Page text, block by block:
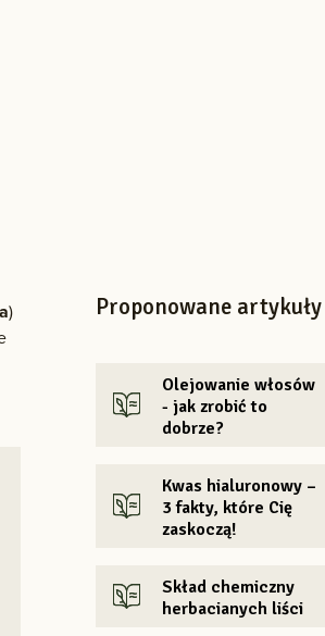
)
Proponowane artykuły
Olejowanie włosów
- jak zrobić to
dobrze?
Kwas hialuronowy –
3 fakty, które Cię
zaskoczą!
Skład chemiczny
herbacianych liści